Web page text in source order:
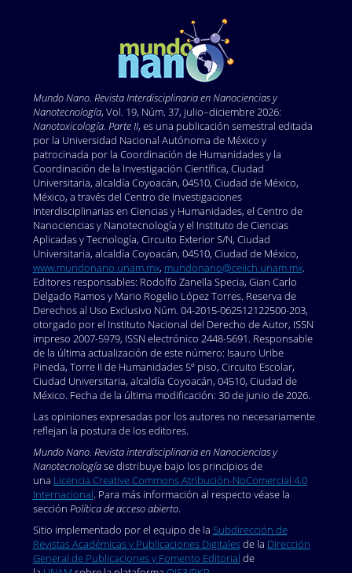
Mundo Nano. Revista Interdisciplinaria en Nanociencias y
Nanotecnología, Vol. 19, Núm. 37, julio–diciembre 2026:
Nanotoxicología. Parte II, es una publicación semestral editada
por la Universidad Nacional Autónoma de México y
patrocinada por la Coordinación de Humanidades y la
Coordinación de la Investigación Científica, Ciudad
Universitaria, alcaldía Coyoacán, 04510, Ciudad de México,
México, a través del Centro de Investigaciones
Interdisciplinarias en Ciencias y Humanidades, el Centro de
Nanociencias y Nanotecnología y el Instituto de Ciencias
Aplicadas y Tecnología, Circuito Exterior S/N, Ciudad
Universitaria, alcaldía Coyoacán, 04510, Ciudad de México,
www.mundonano.unam.mx, mundonano@ceiich.unam.mx.
Editores responsables: Rodolfo Zanella Specia, Gian Carlo
Delgado Ramos y Mario Rogelio López Torres. Reserva de
Derechos al Uso Exclusivo Núm. 04-2015-062512122500-203,
otorgado por el Instituto Nacional del Derecho de Autor, ISSN
impreso 2007-5979, ISSN electrónico 2448-5691. Responsable
de la última actualización de este número: Isauro Uribe
Pineda, Torre II de Humanidades 5º piso, Circuito Escolar,
Ciudad Universitaria, alcaldía Coyoacán, 04510, Ciudad de
México. Fecha de la última modificación: 30 de junio de 2026.
Las opiniones expresadas por los autores no necesariamente
reflejan la postura de los editores.
Mundo Nano. Revista interdisciplinaria en Nanociencias y
Nanotecnologíase distribuye bajo los principios de
una Licencia Creative Commons Atribución-NoComercial 4.0
Internacional. Para más información al respecto véase la
sección Política de acceso abierto.
Sitio implementado por el equipo de la Subdirección de
Revistas Académicas y Publicaciones Digitalesde la Dirección
General de Publicaciones y Fomento Editorial de